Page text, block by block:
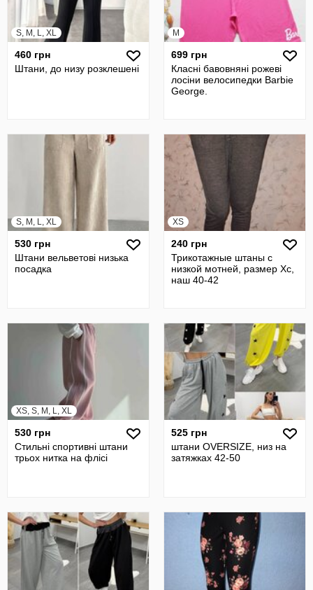
S, M, L, XL
460 грн
Штани, до низу розклешені
M
699 грн
Класні бавовняні рожеві
лосіни велосипедки Barbie
George.
S, M, L, XL
530 грн
Штани вельветові низька
посадка
XS
240 грн
Трикотажные штаны с
низкой мотней, размер Хс,
наш 40-42
XS, S, M, L, XL
530 грн
Стильні спортивні штани
трьох нитка на флісі
525 грн
штани OVERSIZE, низ на
затяжках 42-50